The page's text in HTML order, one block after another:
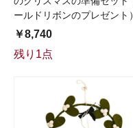
ールドリボンのプレゼント）
￥8,740
残り1点